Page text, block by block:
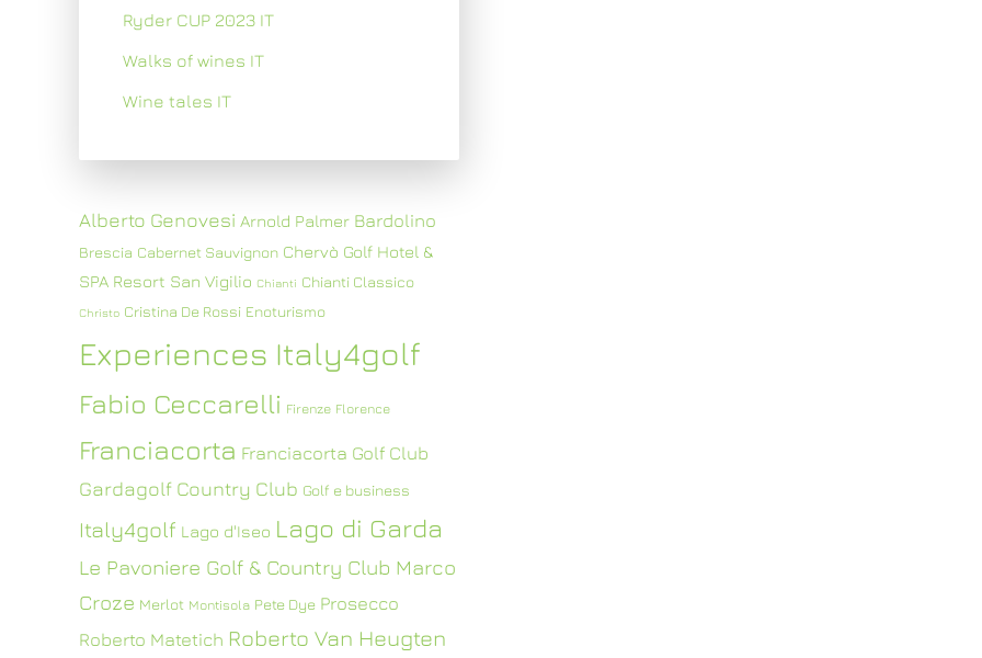
Ryder CUP 2023 IT
Walks of wines IT
Wine tales IT
Alberto Genovesi Arnold Palmer Bardolino
Brescia Cabernet Sauvignon Chervò Golf Hotel &
SPA Resort San Vigilio Chianti Chianti Classico
Christo Cristina De Rossi Enoturismo
Experiences Italy4golf
Fabio Ceccarelli Firenze Florence
Franciacorta Franciacorta Golf Club
Gardagolf Country Club Golf e business
Italy4golf Lago d'Iseo Lago di Garda
Le Pavoniere Golf & Country Club Marco
Croze Merlot Montisola Pete Dye Prosecco
Roberto Matetich Roberto Van Heugten